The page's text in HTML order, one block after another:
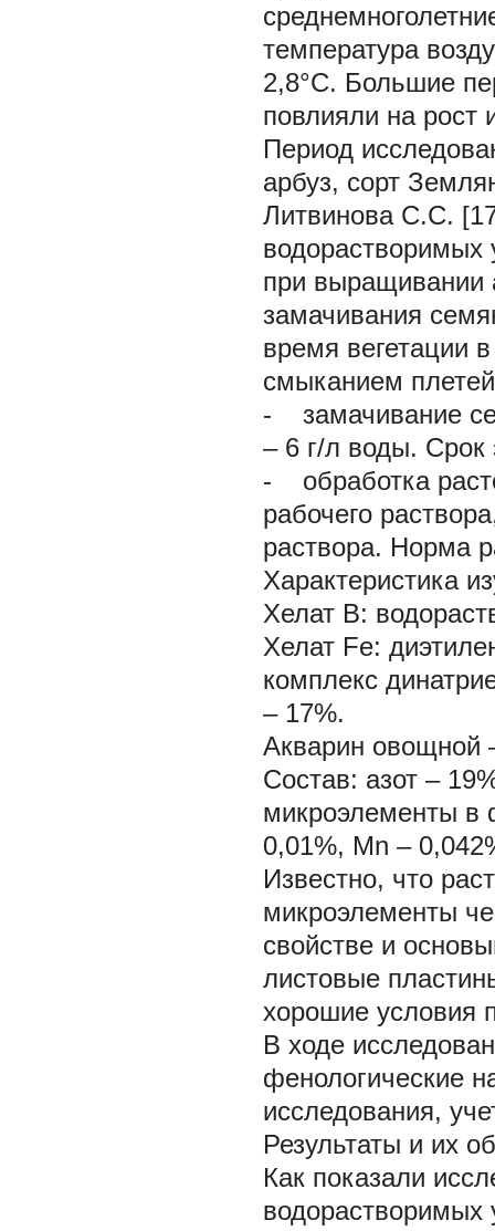
температура
2,8°С. Большие
повлияли на рост
Период
арбуз, сорт
Литвинова С.С.
водорастворимых
при выращивании
замачивания
время вегетации
смыканием
-
замачивание
– 6 г/л воды. Срок
-
обработка
рабочего
раствора. Норма
Характеристика
Хелат В:
Хелат Fe:
комплекс
– 17%.
Акварин овощной
Состав: азот –
микроэлементы в
0,01%, Mn –
Известно, что
микроэлементы
свойстве и
листовые
хорошие условия
В ходе
фенологические
исследования,
Результаты и их
Как показали
водорастворимых